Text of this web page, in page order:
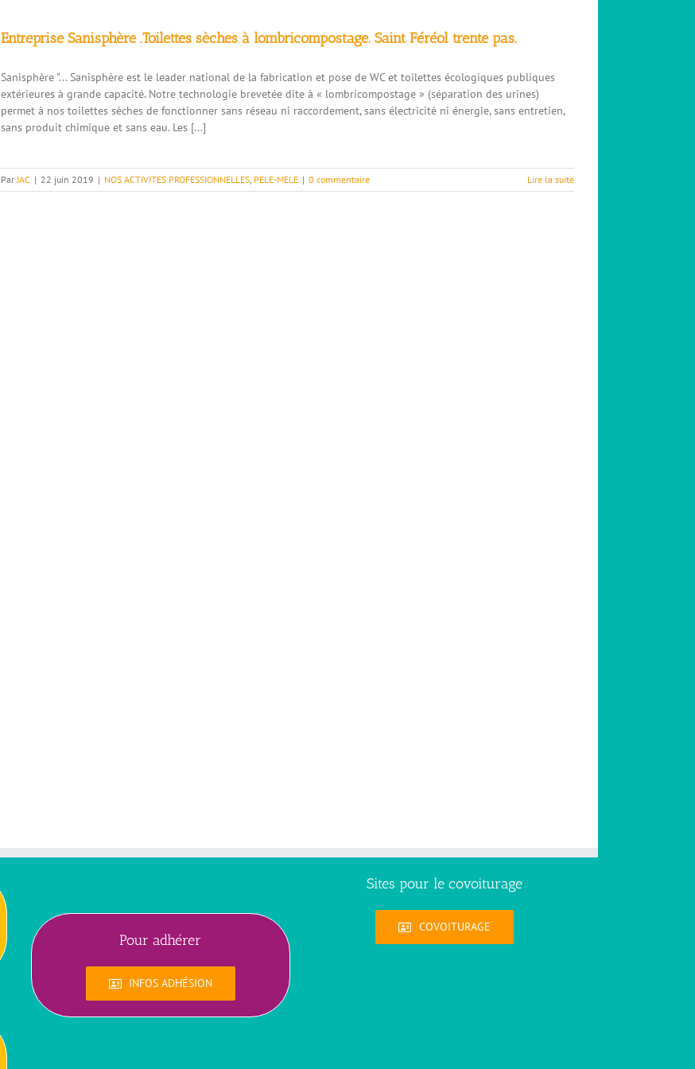
Entreprise Sanisphère .Toilettes sèches à lombricompostage. Saint Féréol trente pas.
Sanisphère "... Sanisphère est le leader national de la fabrication et pose de WC et toilettes écologiques publiques
extérieures à grande capacité. Notre technologie brevetée dite à « lombricompostage » (séparation des urines)
permet à nos toilettes sèches de fonctionner sans réseau ni raccordement, sans électricité ni énergie, sans entretien,
sans produit chimique et sans eau. Les [...]
Par JAC | 22 juin 2019 | NOS ACTIVITES PROFESSIONNELLES PELE-MELE | 0 commentaire Lire la suite
Pour adhérer
INFOS ADHÉSION
Sites pour le covoiturage
COVOITURAGE